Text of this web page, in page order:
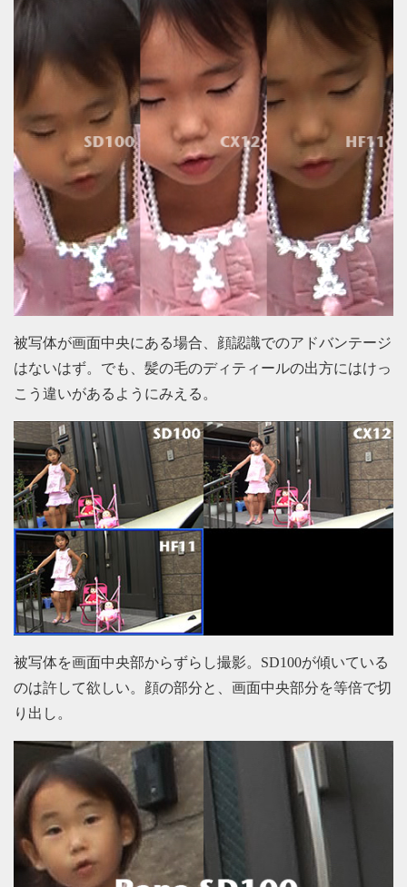
被写体が画面中央にある場合、顔認識でのアドバンテージ
はないはず。でも、髪の毛のディティールの出方にはけっ
こう違いがあるようにみえる。
被写体を画面中央部からずらし撮影。SD100が傾いている
のは許して欲しい。顔の部分と、画面中央部分を等倍で切
り出し。